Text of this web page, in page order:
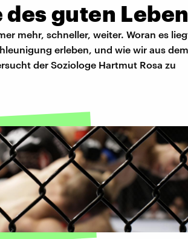
guten
mehr, schneller, weiter. Woran es
erleben, und wie wir aus dem
der Soziologe Hartmut Rosa zu